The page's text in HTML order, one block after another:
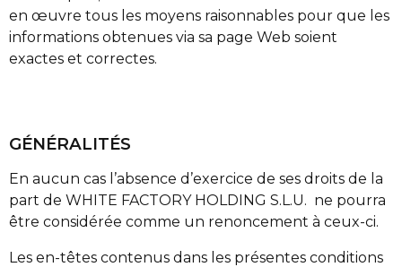
en œuvre tous les moyens raisonnables pour que les
informations obtenues via sa page Web soient
exactes et correctes.
GÉNÉRALITÉS
En aucun cas l’absence d’exercice de ses droits de la
part de WHITE FACTORY HOLDING S.L.U. ne pourra
être considérée comme un renoncement à ceux-ci.
Les en-têtes contenus dans les présentes conditions